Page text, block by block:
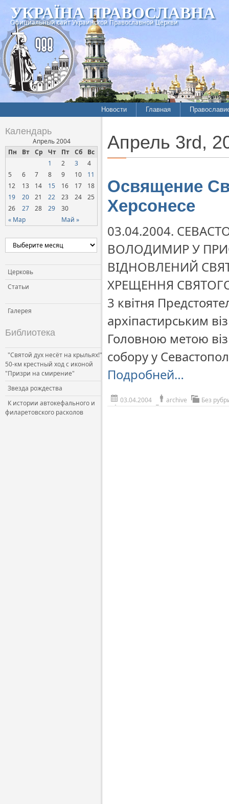
УКРАЇНА ПРАВОСЛАВНА
Официальный сайт Украинской Православной Церкви
Новости Главная
Календарь
Апрель 2004
Пн
Вт Ср Чт Пт Сб Вс
« Мар Май »
1 2 3
4
5
6 7 8 9 10
11
12
13 14 15 16 17
18
19
20 21 22 23 24
25
26
27 28 29 30
Церковь
Статьи
Галерея
Библиотека
"Святой дух несёт на крыльях!"
50-км крестный ход с иконой
"Призри на смирение"
Звезда рождества
К истории автокефального и
филаретовского расколов
Апрель 3rd,
Освящение
Херсонесе
03.04.2004.
ВОЛОДИМИР У
ВІДНОВЛЕНИЙ
ХРЕЩЕННЯ
3 квітня
архіпастирським
Головною метою
собору у
Подробней…
03.04.2004 archive Без